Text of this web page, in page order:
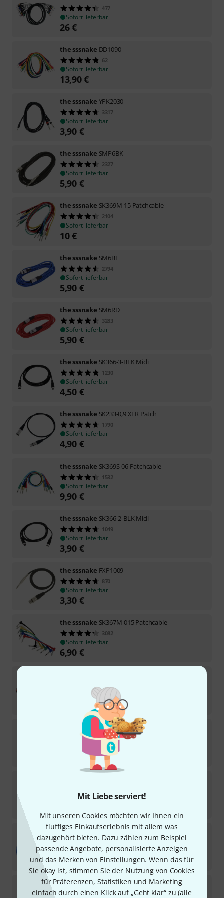
Mit Liebe serviert!
Mit unseren Cookies möchten wir Ihnen ein
fluffiges Einkaufserlebnis mit allem was
dazugehört bieten. Dazu zählen zum Beispiel
passende Angebote, personalisierte Anzeigen
und das Merken von Einstellungen. Wenn das für
Sie okay ist, stimmen Sie der Nutzung von Cookies
für Präferenzen, Statistiken und Marketing
einfach durch einen Klick auf „Geht klar“ zu (alle
477
Sofort lieferbar
26€
the sssnake DD1090
62
Sofort lieferbar
13,90€
the sssnake YPK2030
3317
Sofort lieferbar
3,90 €
the sssnake SMP6BK
2327
Sofort lieferbar
5,90 €
the sssnake SK369M-15 Patchcable
2104
Sofort lieferbar
10€
the sssnake SM6BL
2794
Sofort lieferbar
5,90 €
the sssnake SM6RD
3283
Sofort lieferbar
5,90 €
the sssnake SK366-3-BLK Midi
1230
Sofort lieferbar
4,50 €
the sssnake SK233-0,9 XLR Patch
1790
Sofort lieferbar
4,90 €
the sssnake SK369S-06 Patchcable
1532
Sofort lieferbar
9,90 €
the sssnake SK366-2-BLK Midi
1049
Sofort lieferbar
3,90 €
the sssnake FXP1009
870
Sofort lieferbar
3,30 €
the sssnake SK367M-015 Patchcable
3082
Sofort lieferbar
6,90 €
1171
Sofort lieferbar
the sssnake MXP1015
1478
Sofort lieferbar
€
Sofort lieferbar
the sssnake SM10BL
1908
Sofort lieferbar
7,90€
the sssnake DD1030
591